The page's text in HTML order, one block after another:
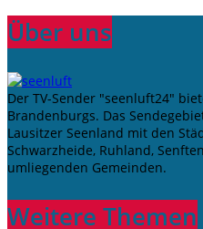
Über uns
Der TV-Sender "seenluft24"
Brandenburgs. Das
Lausitzer Seenland mit den
Schwarzheide, Ruhland,
umliegenden Gemeinden.
Weitere Themen